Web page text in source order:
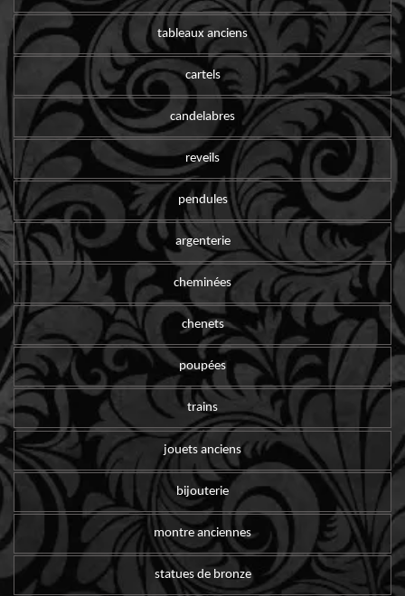
tableaux anciens
cartels
candelabres
reveils
pendules
argenterie
cheminées
chenets
poupées
trains
jouets anciens
bijouterie
montre anciennes
statues de bronze